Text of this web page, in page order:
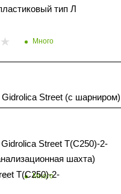
тип Л
Много
Street (с шарниром)
Street Т(C250)-2-
шахта)
Много